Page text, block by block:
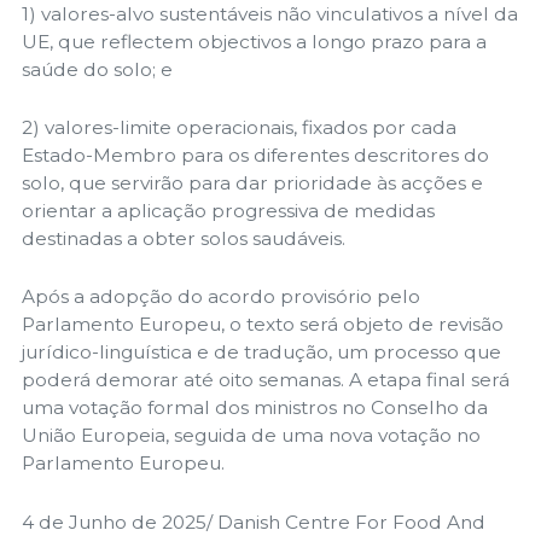
1) valores-alvo sustentáveis não vinculativos a nível da
UE, que reflectem objectivos a longo prazo para a
saúde do solo; e
2) valores-limite operacionais, fixados por cada
Estado-Membro para os diferentes descritores do
solo, que servirão para dar prioridade às acções e
orientar a aplicação progressiva de medidas
destinadas a obter solos saudáveis.
Após a adopção do acordo provisório pelo
Parlamento Europeu, o texto será objeto de revisão
jurídico-linguística e de tradução, um processo que
poderá demorar até oito semanas. A etapa final será
uma votação formal dos ministros no Conselho da
União Europeia, seguida de uma nova votação no
Parlamento Europeu.
4 de Junho de 2025/ Danish Centre For Food And